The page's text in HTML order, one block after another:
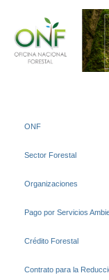
ONF
Sector Forestal
Organizaciones
Pago por Servicios
Crédito Forestal
Contrato para la